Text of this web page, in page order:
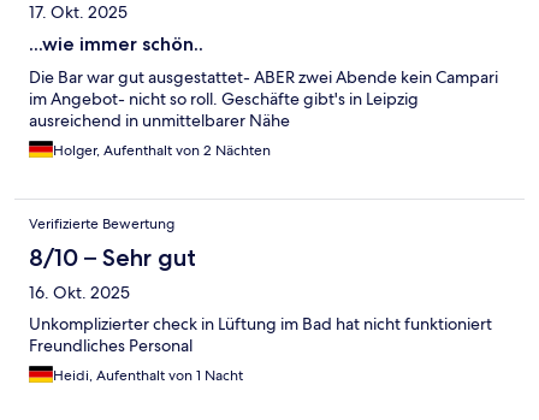
17. Okt. 2025
...wie immer schön..
Die Bar war gut ausgestattet- ABER zwei Abende kein Campari
im Angebot- nicht so roll. Geschäfte gibt's in Leipzig
ausreichend in unmittelbarer Nähe
Holger, Aufenthalt von 2 Nächten
Verifizierte Bewertung
8/10 – Sehr gut
16. Okt. 2025
Unkomplizierter check in Lüftung im Bad hat nicht funktioniert
Freundliches Personal
Heidi, Aufenthalt von 1 Nacht